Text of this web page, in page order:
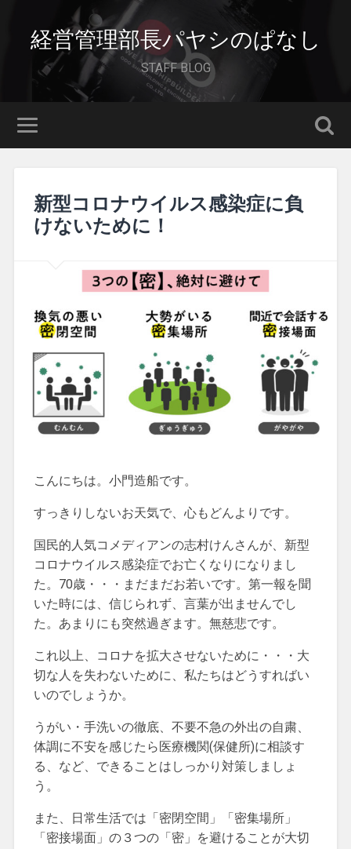
経営管理部長パヤシのぱなし
STAFF BLOG
新型コロナウイルス感染症に負
けないために！
こんにちは。小門造船です。
すっきりしないお天気で、心もどんよりです。
国民的人気コメディアンの志村けんさんが、新型
コロナウイルス感染症でお亡くなりになりまし
た。70歳・・・まだまだお若いです。第一報を聞
いた時には、信じられず、言葉が出ませんでし
た。あまりにも突然過ぎます。無慈悲です。
これ以上、コロナを拡大させないために・・・大
切な人を失わないために、私たちはどうすればい
いのでしょうか。
うがい・手洗いの徹底、不要不急の外出の自粛、
体調に不安を感じたら医療機関(保健所)に相談す
る、など、できることはしっかり対策しましょ
う。
また、日常生活では「密閉空間」「密集場所」
「密接場面」の３つの「密」を避けることが大切